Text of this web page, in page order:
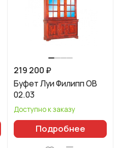
219 200 ₽
Буфет Луи Филипп ОВ
02.03
Доступно к заказу
Подробнее